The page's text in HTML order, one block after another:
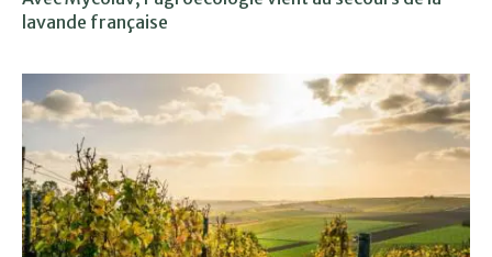
lavande française